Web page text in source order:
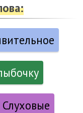
Слуховые